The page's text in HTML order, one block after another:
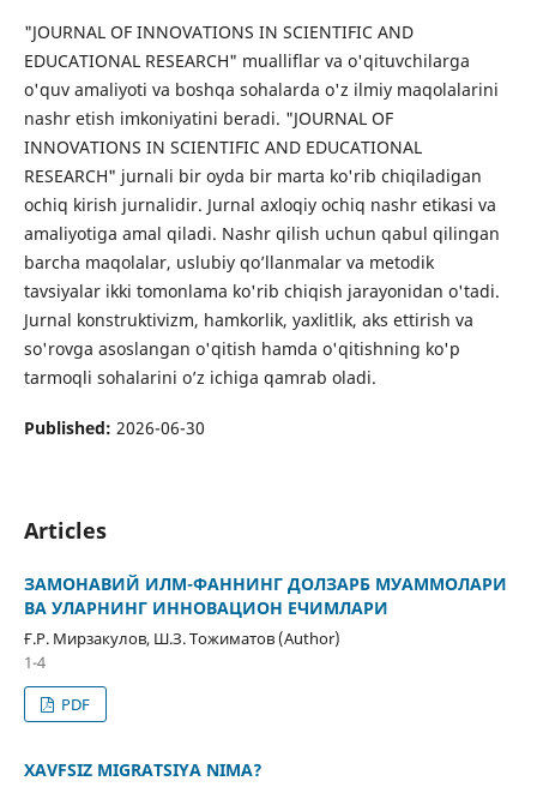
"JOURNAL OF INNOVATIONS IN SCIENTIFIC AND
EDUCATIONAL RESEARCH" mualliflar va o'qituvchilarga
o'quv amaliyoti va boshqa sohalarda o'z ilmiy maqolalarini
nashr etish imkoniyatini beradi. "JOURNAL OF
INNOVATIONS IN SCIENTIFIC AND EDUCATIONAL
RESEARCH" jurnali bir oyda bir marta ko'rib chiqiladigan
ochiq kirish jurnalidir. Jurnal axloqiy ochiq nashr etikasi va
amaliyotiga amal qiladi. Nashr qilish uchun qabul qilingan
barcha maqolalar, uslubiy qo’llanmalar va metodik
tavsiyalar ikki tomonlama ko'rib chiqish jarayonidan o'tadi.
Jurnal konstruktivizm, hamkorlik, yaxlitlik, aks ettirish va
so'rovga asoslangan o'qitish hamda o'qitishning ko'p
tarmoqli sohalarini o’z ichiga qamrab oladi.
Published: 2026-06-30
Articles
ЗАМОНАВИЙ ИЛМ-ФАННИНГ ДОЛЗАРБ МУАММОЛАРИ
ВА УЛАРНИНГ ИННОВАЦИОН ЕЧИМЛАРИ
Ғ.Р. Мирзакулов, Ш.З. Тожиматов (Author)
1-4
PDF
XAVFSIZ MIGRATSIYA NIMA?